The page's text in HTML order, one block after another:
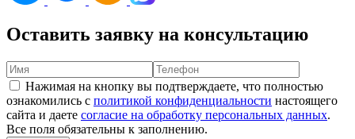
Оставить заявку на консультацию
Нажимая на кнопку вы подтверждаете, что полностью
ознакомились с политикой конфиденциальности настоящего
сайта и даете согласие на обработку персональных данных.
Все поля обязательны к заполнению.